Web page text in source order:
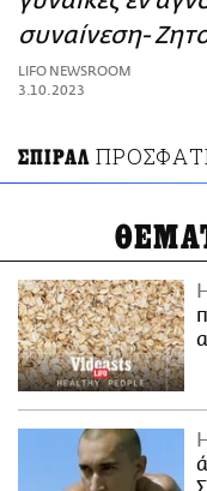
ΑΜΠΑ
PRINT
συναίνεση-
LIFO NEWSROOM
3.10.2023
ΣΠΙΡΑΛ